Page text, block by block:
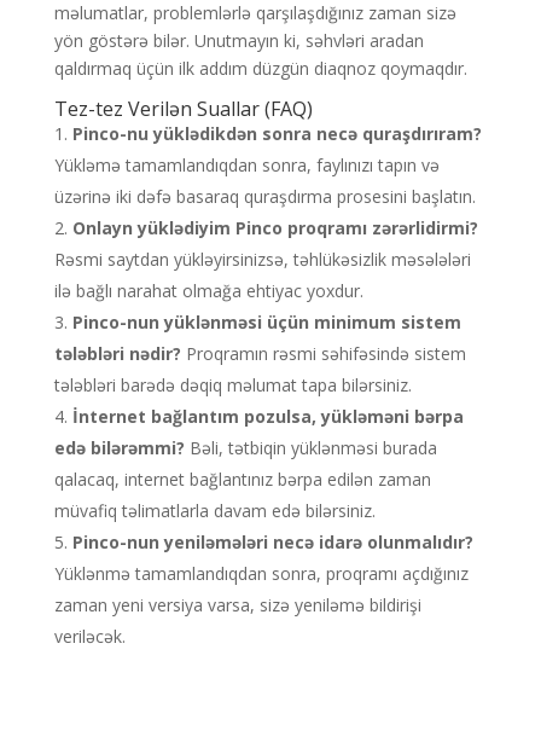
məlumatlar, problemlərlə qarşılaşdığınız zaman sizə
yön göstərə bilər. Unutmayın ki, səhvləri aradan
qaldırmaq üçün ilk addım düzgün diaqnoz qoymaqdır.
Tez-tez Verilən Suallar (FAQ)
Pinco-nu yüklədikdən sonra necə quraşdırıram?
Yükləmə tamamlandıqdan sonra, faylınızı tapın və
üzərinə iki dəfə basaraq quraşdırma prosesini başlatın.
Onlayn yüklədiyim Pinco proqramı zərərlidirmi?
Rəsmi saytdan yükləyirsinizsə, təhlükəsizlik məsələləri
ilə bağlı narahat olmağa ehtiyac yoxdur.
Pinco-nun yüklənməsi üçün minimum sistem
tələbləri nədir? Proqramın rəsmi səhifəsində sistem
tələbləri barədə dəqiq məlumat tapa bilərsiniz.
İnternet bağlantım pozulsa, yükləməni bərpa
edə bilərəmmi? Bəli, tətbiqin yüklənməsi burada
qalacaq, internet bağlantınız bərpa edilən zaman
müvafiq təlimatlarla davam edə bilərsiniz.
Pinco-nun yeniləmələri necə idarə olunmalıdır?
Yüklənmə tamamlandıqdan sonra, proqramı açdığınız
zaman yeni versiya varsa, sizə yeniləmə bildirişi
veriləcək.